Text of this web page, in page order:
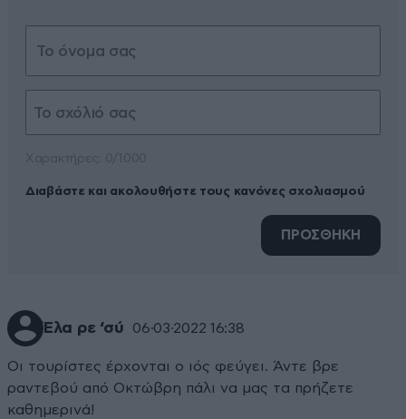
Διαβάστε και ακολουθήστε τους κανόνες σχολιασμού
ΠΡΟΣΘΗΚΗ
Έλα ρε ‘σύ 06·03·2022 16:38
Οι τουρίστες έρχονται ο ιός φεύγει. Άντε βρε
ραντεβού από Οκτώβρη πάλι να μας τα πρήζετε
καθημερινά!